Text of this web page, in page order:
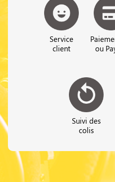
Service
client
ou
Suivi des
colis